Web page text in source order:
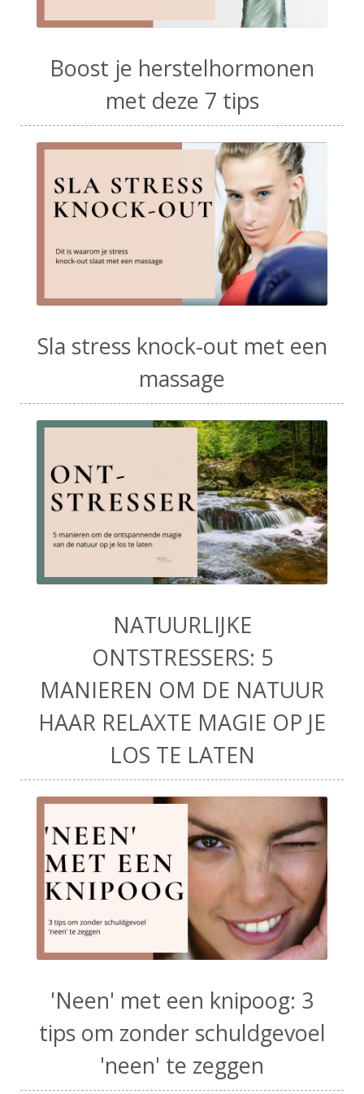
Boost je herstelhormonen
met deze 7 tips
Sla stress knock-out met een
massage
NATUURLIJKE
ONTSTRESSERS: 5
MANIEREN OM DE NATUUR
HAAR RELAXTE MAGIE OP JE
LOS TE LATEN
'Neen' met een knipoog: 3
tips om zonder schuldgevoel
'neen' te zeggen